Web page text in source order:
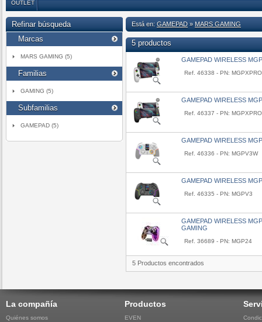
OUTLET
Refinar búsqueda
Marcas
MARS GAMING (5)
Familias
GAMING (5)
Subfamilias
GAMEPAD (5)
Está en: GAMEPAD » MARS GAMING
5 productos
GAMEPAD WIRELESS
Ref. 46338 - PN:
GAMEPAD WIRELESS
Ref. 46337 - PN: MGPXPRO
GAMEPAD WIRELESS
Ref. 46336 - PN: MGPV3W
GAMEPAD WIRELESS
Ref. 46335 - PN: MGPV3
GAMEPAD WIRELESS
GAMING
Ref. 36689 - PN: MGP24
5 Productos encontrados
La compañía
Quiénes somos
Productos
EVEN